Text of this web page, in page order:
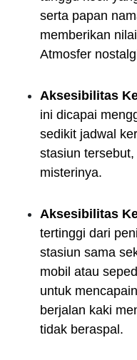
serta papan
memberikan
Atmosfer
Aksesibilitas
ini dicapai
sedikit jadwal
stasiun
misterinya.
Aksesibilitas
tertinggi dari
stasiun sama
mobil atau
untuk
berjalan kaki
tidak beraspal.